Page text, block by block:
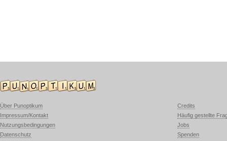
Über Punoptikum
Impressum/Kontakt
Nutzungsbedingungen
Datenschutz
Credits
Häufig gestellte
Jobs
Spenden